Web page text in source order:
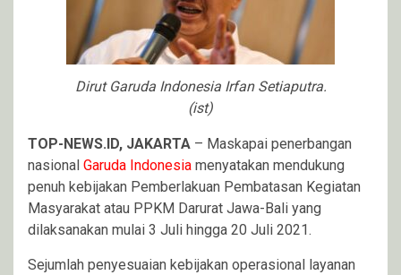
Dirut Garuda Indonesia Irfan Setiaputra.
(ist)
TOP-NEWS.ID, JAKARTA – Maskapai penerbangan
nasional Garuda Indonesia menyatakan mendukung
penuh kebijakan Pemberlakuan Pembatasan Kegiatan
Masyarakat atau PPKM Darurat Jawa-Bali yang
dilaksanakan mulai 3 Juli hingga 20 Juli 2021.
Sejumlah penyesuaian kebijakan operasional layanan